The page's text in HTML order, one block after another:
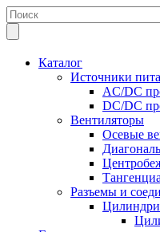
Каталог
Источники
AC/DC
DC/DC
Вентиляторы
Осевые
Разъемы и